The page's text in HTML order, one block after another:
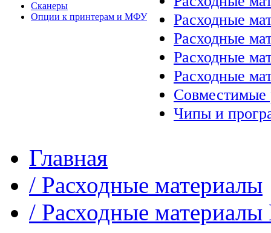
Сканеры
Опции к принтерам и МФУ
Расходные
Расходные
Расходные
Расходные
Совместимые
Чипы и
Главная
/ Расходные материалы
/ Расходные